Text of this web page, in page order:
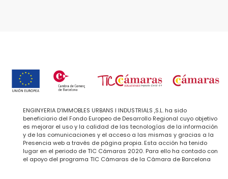
ENGINYERIA D’IMMOBLES URBANS I INDUSTRIALS ,S.L. ha sido
beneficiario del Fondo Europeo de Desarrollo Regional cuyo objetivo
es mejorar el uso y la calidad de las tecnologías de la información
y de las comunicaciones y el acceso a las mismas y gracias a la
Presencia web a través de página propia. Esta acción ha tenido
lugar en el periodo de TIC Cámaras 2020. Para ello ha contado con
el apoyo del programa TIC Cámaras de la Cámara de Barcelona